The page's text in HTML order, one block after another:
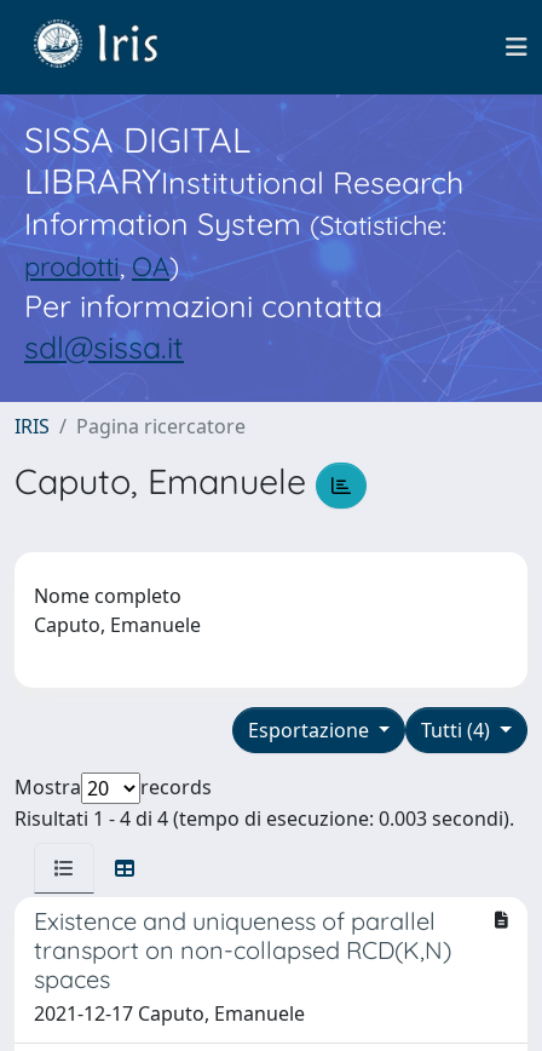
SISSA DIGITAL
LIBRARYInstitutional Research
Information System(Statistiche:
prodotti,OA)
Per informazioni contatta
sdl@sissa.it
IRIS Pagina ricercatore
Caputo, Emanuele
Nome completo
Caputo, Emanuele
Tutti (4)
Esportazione
Mostra
records
Risultati 1 - 4 di 4 (tempo di esecuzione: 0.003 secondi).
Existence and uniqueness of parallel
transport on non-collapsed RCD(K,N)
spaces
2021-12-17 Caputo, Emanuele